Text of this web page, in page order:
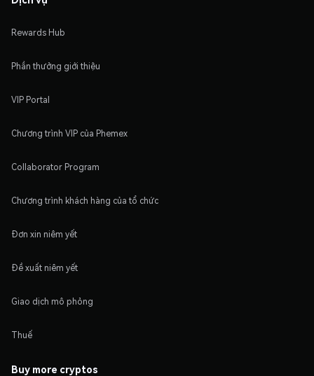
Rewards Hub
Phần thưởng giới thiệu
VIP Portal
Chương trình VIP của Phemex
Collaborator Program
Chương trình khách hàng của tổ chức
Đơn xin niêm yết
Đề xuất niêm yết
Giao dịch mô phỏng
Thuế
Buy more cryptos